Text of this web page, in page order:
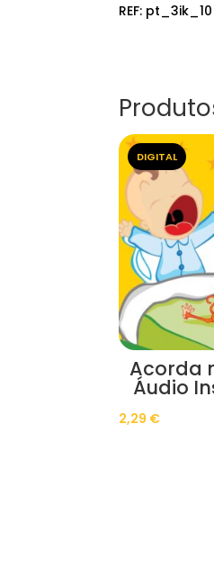
REF:
DIGITAL
Acorda
Áudio
2,29 €